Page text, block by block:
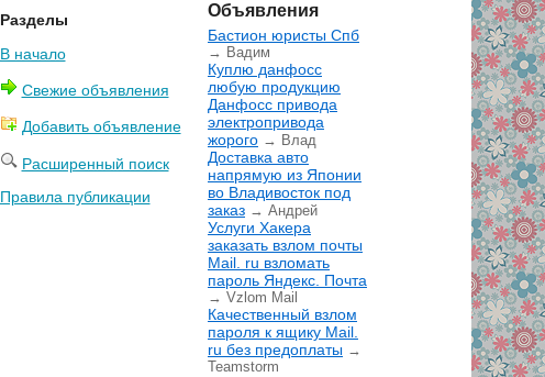
Разделы
В начало
Свежие объявления
Добавить объявление
Расширенный поиск
Правила публикации
Объявления
Бастион юристы Спб
→ Вадим
Куплю данфосс
любую продукцию
Данфосс привода
электропривода
жорого → Влад
Доставка авто
напрямую из Японии
во Владивосток под
заказ → Андрей
Услуги Хакера
заказать взлом почты
Mail. ru взломать
пароль Яндекс. Почта
→ Vzlom Mail
Качественный взлом
пароля к ящику Mail.
ru без предоплаты →
Teamstorm